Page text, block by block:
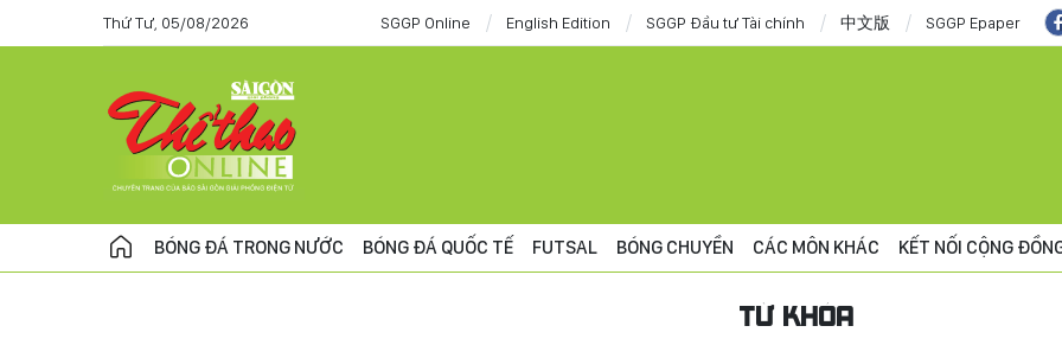
Thứ Tư, 05/08/2026 SGGP Online English Edition SGGP Đầu tư Tài chính 中文版 SGGP Epaper
BÓNG ĐÁ TRONG NƯỚC BÓNG ĐÁ QUỐC TẾ FUTSAL BÓNG CHUYỀN CÁC MÔN KHÁC KẾT NỐI CỘNG
TỪ KHÓA